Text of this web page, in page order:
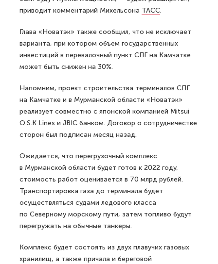
приводит комментарий Михельсона ТАСС.
Глава «Новатэк» также сообщил, что не исключает
варианта, при котором объем государственных
инвестиций в перевалочный пункт СПГ на Камчатке
может быть снижен на 30%.
Напомним, проект строительства терминалов СПГ
на Камчатке и в Мурманской области «Новатэк»
реализует совместно с японской компанией Mitsui
O.S.K Lines и JBIC банком. Договор о сотрудничестве
сторон был подписан месяц назад.
Ожидается, что перегрузочный комплекс
в Мурманской области будет готов к 2022 году,
стоимость работ оценивается в 70 млрд рублей.
Транспортировка газа до терминала будет
осуществляться судами ледового класса
по Северному морскому пути, затем топливо будут
перегружать на обычные танкеры.
Комплекс будет состоять из двух плавучих газовых
хранилищ, а также причала и береговой